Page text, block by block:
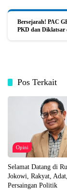
Bersejarah! PAC
PKD dan Diklatsar
Pos Terkait
Opini
Selamat Datang di
Jokowi, Rakyat,
Persaingan Politik